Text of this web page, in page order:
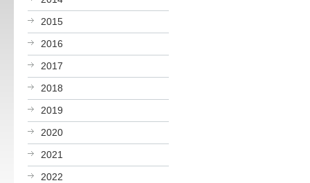
2015
2016
2017
2018
2019
2020
2021
2022